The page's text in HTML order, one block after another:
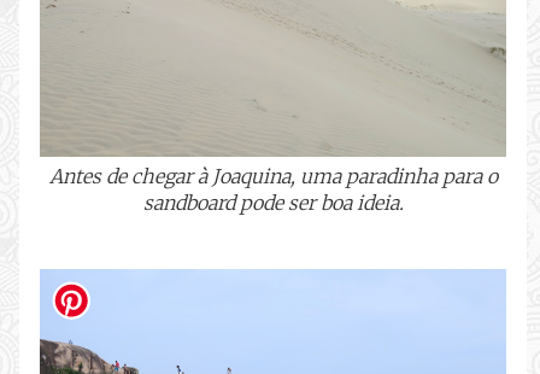
Antes de chegar à Joaquina, uma paradinha para o
sandboard pode ser boa ideia.